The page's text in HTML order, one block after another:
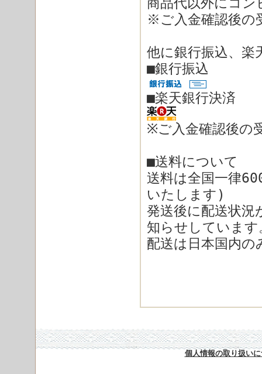
※ご入金確認後の
他に銀行振込、 楽
■銀行振込
■楽天銀行決済
※ご入金確認後の
■送料について
送料は全国一律
いたします)
発送後に配送状況
知らせしています
配送は日本国内
個人情報の取り扱い